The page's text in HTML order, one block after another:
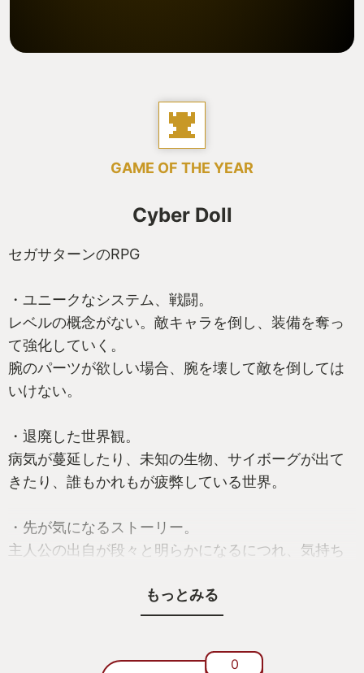
GAME OF THE YEAR
Cyber Doll
セガサターンのRPG
・ユニークなシステム、戦闘。
レベルの概念がない。敵キャラを倒し、装備を奪っ
て強化していく。
腕のパーツが欲しい場合、腕を壊して敵を倒しては
いけない。
・退廃した世界観。
病気が蔓延したり、未知の生物、サイボーグが出て
きたり、誰もかれもが疲弊している世界。
・先が気になるストーリー。
主人公の出自が段々と明らかになるにつれ、気持ち
開発スタッフの方々の創意工夫、情熱を感じます。
もっとみる
0